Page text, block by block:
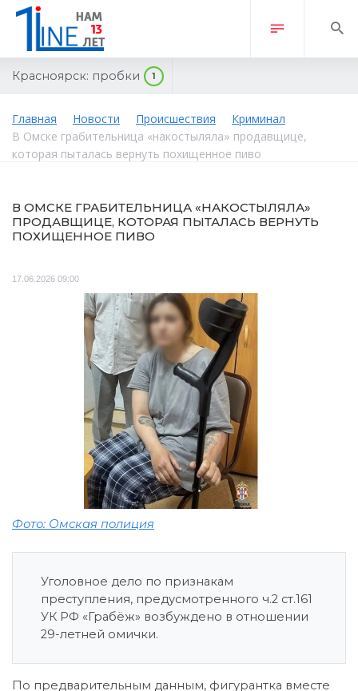
Красноярск: пробки 1
Главная Новости Происшествия
Криминал
В Омске грабительница «накостыляла» продавщице,
которая пыталась вернуть похищенное пиво
В ОМСКЕ ГРАБИТЕЛЬНИЦА «НАКОСТЫЛЯЛА»
ПРОДАВЩИЦЕ, КОТОРАЯ ПЫТАЛАСЬ ВЕРНУТЬ
ПОХИЩЕННОЕ ПИВО
17.06.2026 09:00
Фото: Омская полиция
Уголовное дело по признакам
преступления, предусмотренного ч.2 ст.161
УК РФ «Грабёж» возбуждено в отношении
29-летней омички.
По предварительным данным, фигурантка вместе